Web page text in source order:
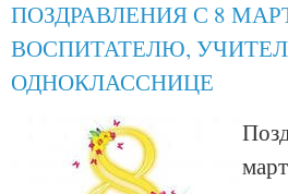
ПОЗДРАВЛЕНИЯ С 8
ВОСПИТАТЕЛЮ,
ОДНОКЛАССНИЦЕ